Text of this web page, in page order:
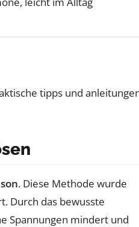
. Diese Methode wurde
Durch das bewusste
Spannungen mindert und